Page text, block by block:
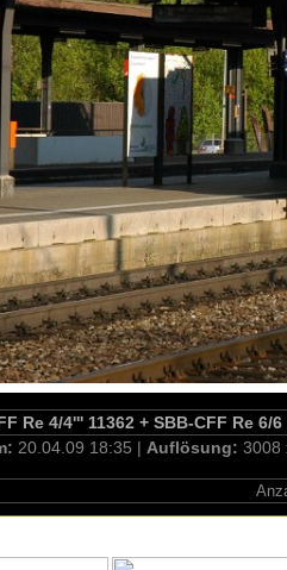
Re 4/4''' 11362 + SBB-CFF Re 6/
20.04.09 18:35 | Auflösung: 3008